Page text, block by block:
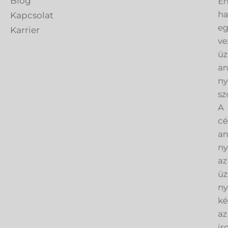
Kapcsolat
Karrier
A
az
az